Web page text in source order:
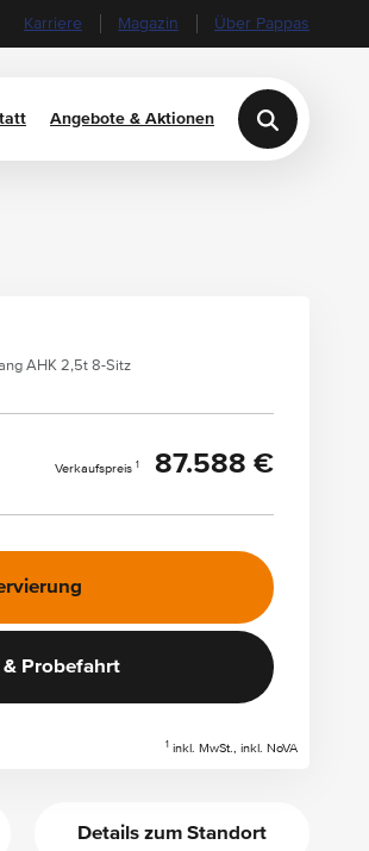
Karriere Magazin Über Pappas
Angebote & Aktionen
AHK 2,5t 8-Sitz
Verkaufspreis 1 87.588 €
Probefahrt
1 inkl. MwSt., inkl. NoVA
Details zum Standort